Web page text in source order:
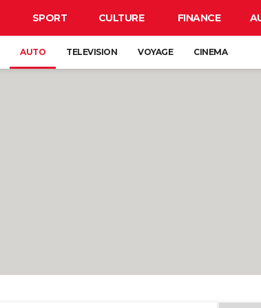
SPORT CULTURE FINANCE
AUTO TELEVISION VOYAGE CINEMA